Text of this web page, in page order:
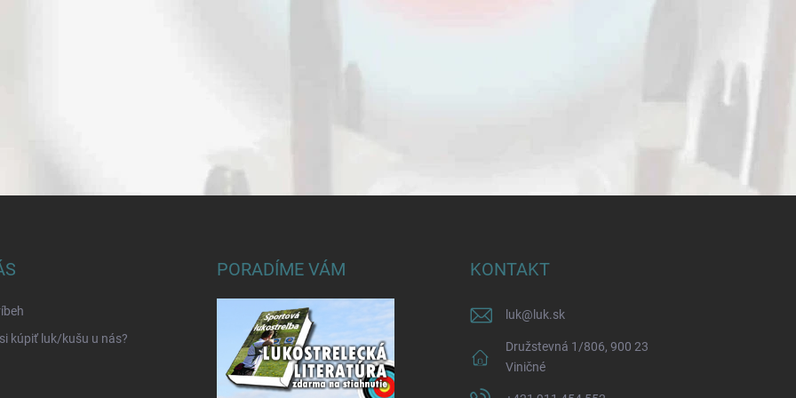
kúpiť luk/kušu u nás?
PORADÍME VÁM KONTAKT
luk@ luk.sk
Družstevná 1/806, 900 23
Viničné